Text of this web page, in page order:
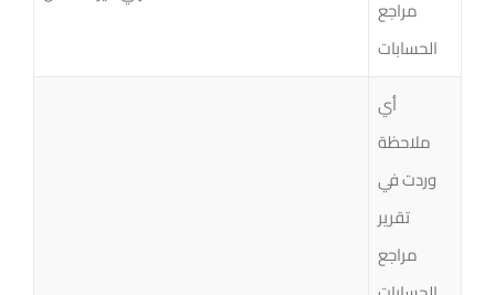
مراجع
الحسابات
أي
ملاحظة
وردت في
تقرير
مراجع